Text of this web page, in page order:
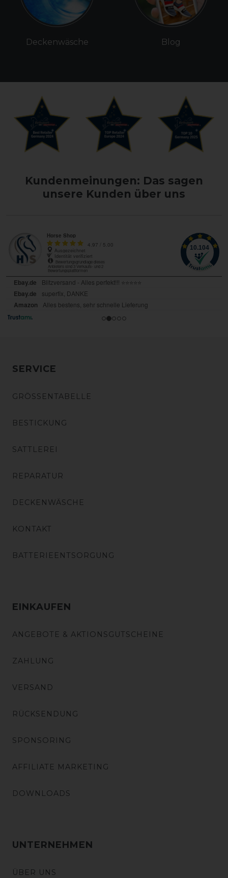
Deckenwäsche Blog
Kundenmeinungen: Das sagen
unsere Kunden über uns
SERVICE
GRÖSSENTABELLE
BESTICKUNG
SATTLEREI
REPARATUR
DECKENWÄSCHE
KONTAKT
BATTERIEENTSORGUNG
EINKAUFEN
ANGEBOTE & AKTIONSGUTSCHEINE
ZAHLUNG
VERSAND
RÜCKSENDUNG
SPONSORING
AFFILIATE MARKETING
DOWNLOADS
UNTERNEHMEN
ÜBER UNS